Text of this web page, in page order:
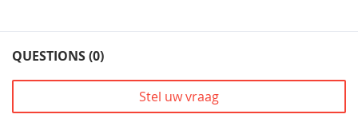
QUESTIONS (0)
Stel uw vraag